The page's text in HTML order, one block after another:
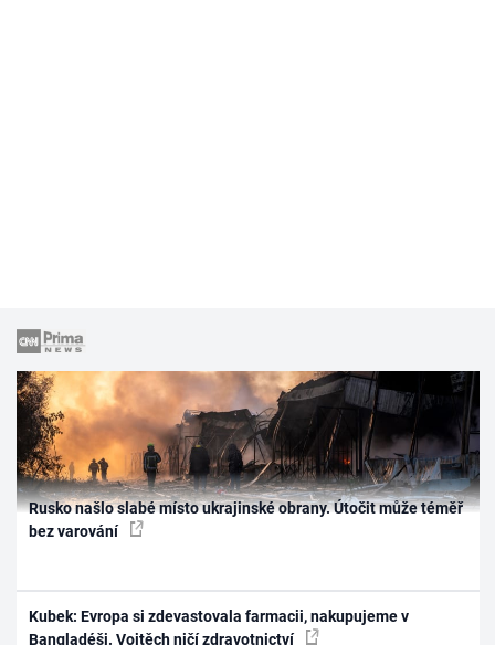
Rusko našlo slabé místo ukrajinské obrany. Útočit může téměř
bez varování
Kubek: Evropa si zdevastovala farmacii, nakupujeme v
Bangladéši. Vojtěch ničí zdravotnictví